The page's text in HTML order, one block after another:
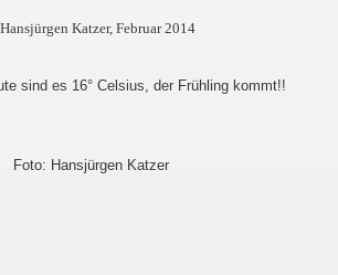
Katzer, Februar 2014
sind es 16° Celsius, der Frühling kommt!!
Foto: Hansjürgen Katzer